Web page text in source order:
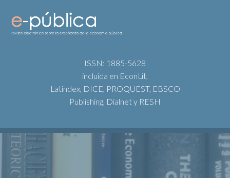
ISSN: 1885-5628
incluida en EconLit,
Latindex, DICE, PROQUEST, EBSCO
Publishing, Dialnet y RESH